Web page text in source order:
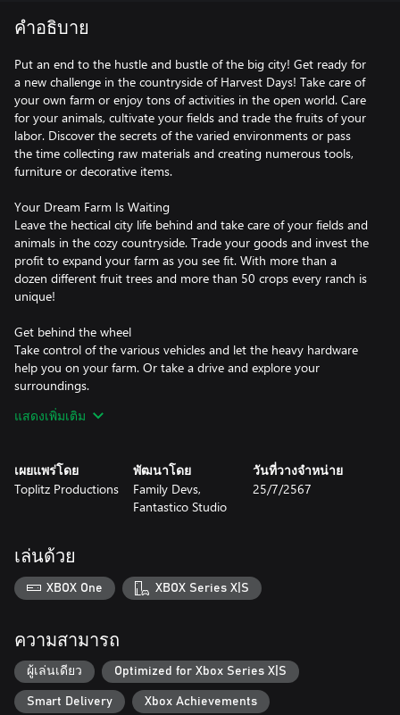
คำอธิบาย
Put an end to the hustle and bustle of the big city! Get ready for
a new challenge in the countryside of Harvest Days! Take care of
your own farm or enjoy tons of activities in the open world. Care
for your animals, cultivate your fields and trade the fruits of your
labor. Discover the secrets of the varied environments or pass
the time collecting raw materials and creating numerous tools,
furniture or decorative items.
Your Dream Farm Is Waiting
Leave the hectical city life behind and take care of your fields and
animals in the cozy countryside. Trade your goods and invest the
profit to expand your farm as you see fit. With more than a
dozen different fruit trees and more than 50 crops every ranch is
unique!
Get behind the wheel
Take control of the various vehicles and let the heavy hardware
help you on your farm. Or take a drive and explore your
surroundings.
Enjoy the open world
your own pace.
There’s more than farming
activities. The fun in Harvest Days never stops.
Craftspeople Wanted
Collect resources and craft various items. Decorate and furnish
Nature conservation comes first: Collect garbage and recycle it.
Take the solar charged eScooter for a spin and explore the
environment climate neutral.
แสดงเพิ่มเติม
เผยแพร่โดย
Toplitz Productions
พัฒนาโดย
Family Devs,
Fantastico Studio
วันที่วางจำหน่าย
25/7/2567
เล่นด้วย
XBOX One XBOX Series X|S
ความสามารถ
ผู้เล่นเดียว Optimized for Xbox Series X|S
Smart Delivery Xbox Achievements